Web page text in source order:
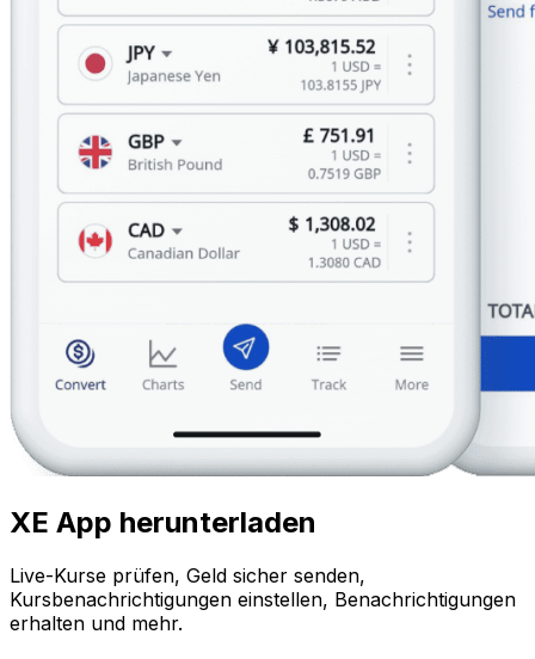
XE App herunterladen
Live-Kurse prüfen, Geld sicher senden,
Kursbenachrichtigungen einstellen, Benachrichtigungen
erhalten und mehr.